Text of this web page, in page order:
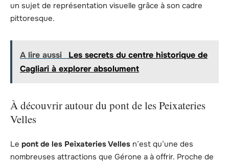
un sujet de représentation visuelle grâce à son cadre
pittoresque.
A lire aussi
Les secrets du centre historique de
Cagliari à explorer absolument
À découvrir autour du pont de les Peixateries
Velles
Le pont de les Peixateries Velles n’est qu’une des
nombreuses attractions que Gérone a à offrir. Proche de